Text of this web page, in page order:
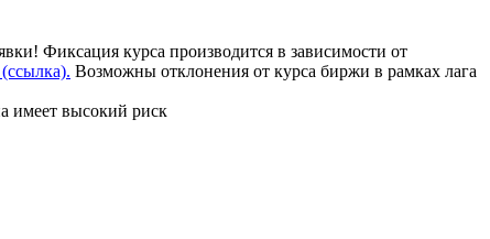
Фиксация курса производится в зависимости от
Возможны отклонения от курса биржи в рамках лага
имеет высокий риск